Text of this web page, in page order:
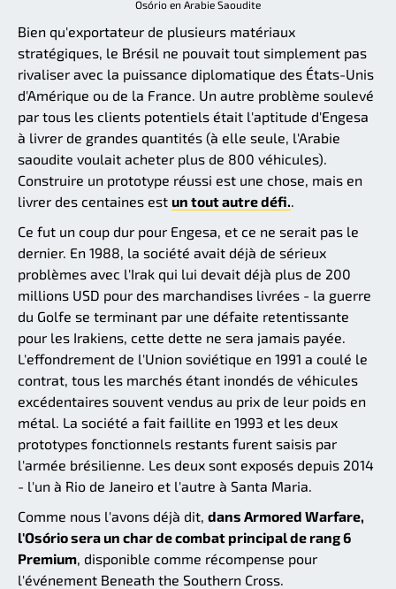
Osório en Arabie Saoudite
Bien qu'exportateur de plusieurs matériaux
stratégiques, le Brésil ne pouvait tout simplement pas
rivaliser avec la puissance diplomatique des États-Unis
d'Amérique ou de la France. Un autre problème soulevé
par tous les clients potentiels était l'aptitude d'Engesa
à livrer de grandes quantités (à elle seule, l'Arabie
saoudite voulait acheter plus de 800 véhicules).
Construire un prototype réussi est une chose, mais en
livrer des centaines est un tout autre défi..
Ce fut un coup dur pour Engesa, et ce ne serait pas le
dernier. En 1988, la société avait déjà de sérieux
problèmes avec l'Irak qui lui devait déjà plus de 200
millions USD pour des marchandises livrées - la guerre
du Golfe se terminant par une défaite retentissante
pour les Irakiens, cette dette ne sera jamais payée.
L'effondrement de l'Union soviétique en 1991 a coulé le
contrat, tous les marchés étant inondés de véhicules
excédentaires souvent vendus au prix de leur poids en
métal. La société a fait faillite en 1993 et les deux
prototypes fonctionnels restants furent saisis par
l'armée brésilienne. Les deux sont exposés depuis 2014
- l'un à Rio de Janeiro et l'autre à Santa Maria.
Comme nous l'avons déjà dit, dans Armored Warfare,
l'Osório sera un char de combat principal de rang 6
Premium, disponible comme récompense pour
l'événement Beneath the Southern Cross.